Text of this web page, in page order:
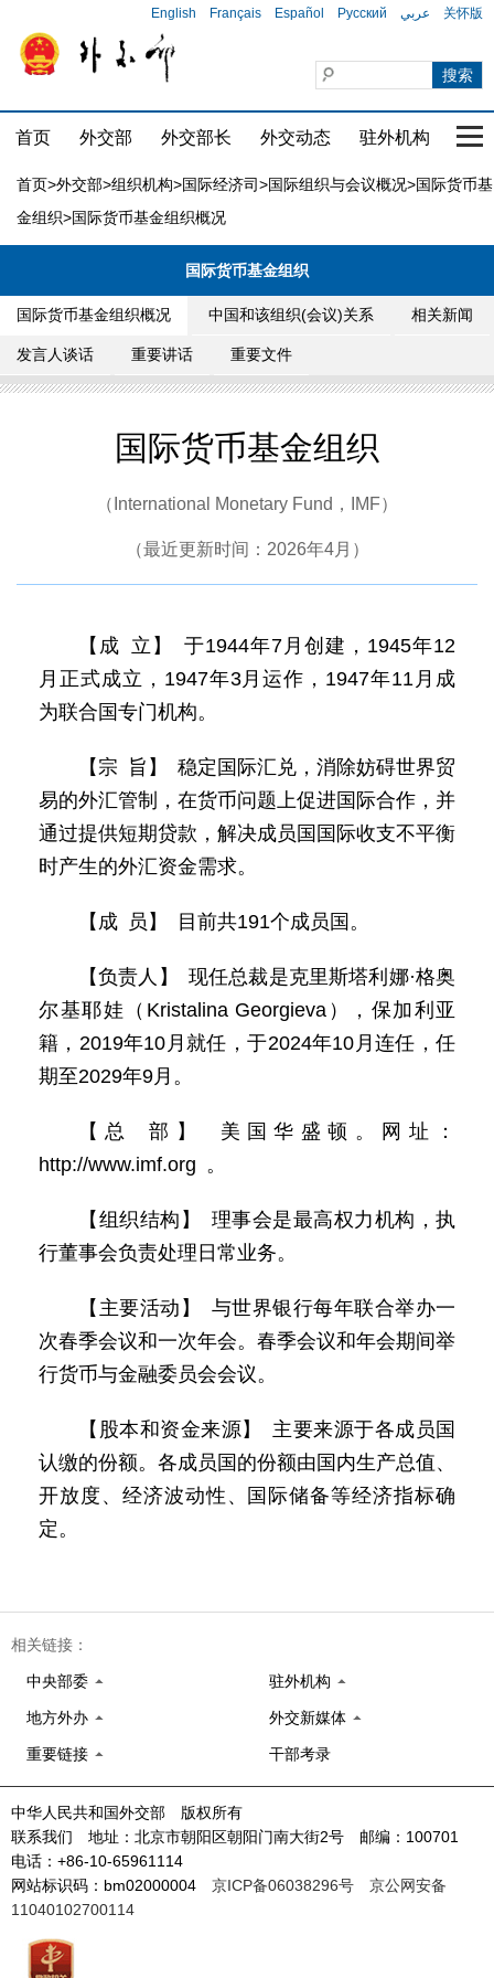
English Français Español Русский عربي 关怀版
首页 外交部 外交部长 外交动态 驻外机构 国
首页>外交部>组织机构>国际经济司>国际组织与会议概况>国际货币基
金组织>国际货币基金组织概况
国际货币基金组织
国际货币基金组织概况 中国和该组织(会议)关系 相关新闻
发言人谈话 重要讲话 重要文件
国际货币基金组织
（International Monetary Fund，IMF）
（最近更新时间：2026年4月）
【成 立】 于1944年7月创建，1945年12
月正式成立，1947年3月运作，1947年11月成
为联合国专门机构。
【宗 旨】 稳定国际汇兑，消除妨碍世界贸
易的外汇管制，在货币问题上促进国际合作，并
通过提供短期贷款，解决成员国国际收支不平衡
时产生的外汇资金需求。
【成 员】 目前共191个成员国。
【负责人】 现任总裁是克里斯塔利娜·格奥
尔基耶娃（Kristalina Georgieva），保加利亚
籍，2019年10月就任，于2024年10月连任，任
期至2029年9月。
【总 部】 美国华盛顿。网址：
http://www.imf.org 。
【组织结构】 理事会是最高权力机构，执
行董事会负责处理日常业务。
【主要活动】 与世界银行每年联合举办一
次春季会议和一次年会。春季会议和年会期间举
行货币与金融委员会会议。
【股本和资金来源】 主要来源于各成员国
认缴的份额。各成员国的份额由国内生产总值、
开放度、经济波动性、国际储备等经济指标确
定。
相关链接：
中央部委 驻外机构
地方外办 外交新媒体
重要链接 干部考录
中华人民共和国外交部 版权所有
联系我们 地址：北京市朝阳区朝阳门南大街2号 邮编：100701
电话：+86-10-65961114
网站标识码：bm02000004 京ICP备06038296号
京公网安备
11040102700114